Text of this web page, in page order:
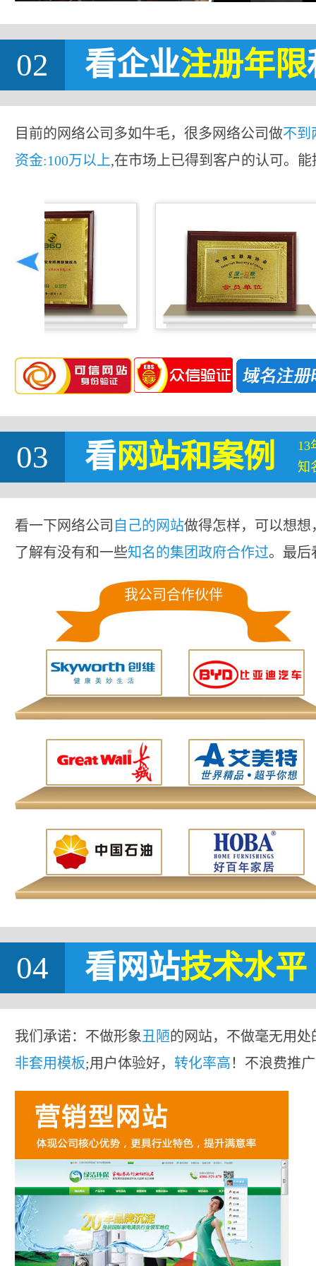
02 看企业注册年限
目前的网络公司多如牛毛，很多网络公司做不到
资金:100万以上,在市场上已得到客户的认可。
03 看网站和案例
13
知
看一下网络公司 自己的网站做得怎样，可以想
了解有没有和一些知名的集团政府合作过。最后
我公司合作伙伴
04 看网站技术水平
我们承诺：不做形象丑陋的网站，不做毫无用处
非套用模板;用户体验好， 转化率高！不浪费推